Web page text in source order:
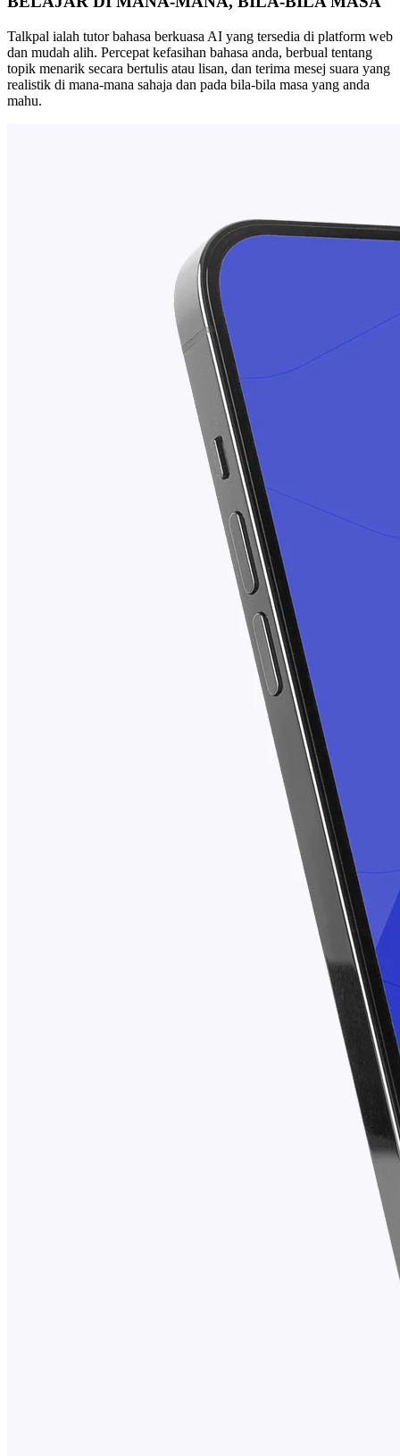
Talkpal ialah tutor bahasa berkuasa AI yang tersedia di platform web
dan mudah alih. Percepat kefasihan bahasa anda, berbual tentang
topik menarik secara bertulis atau lisan, dan terima mesej suara yang
realistik di mana-mana sahaja dan pada bila-bila masa yang anda
mahu.